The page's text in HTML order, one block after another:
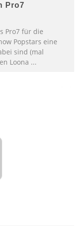
Pro7
Pro7 für die
Popstars eine
sind (mal
Loona ...